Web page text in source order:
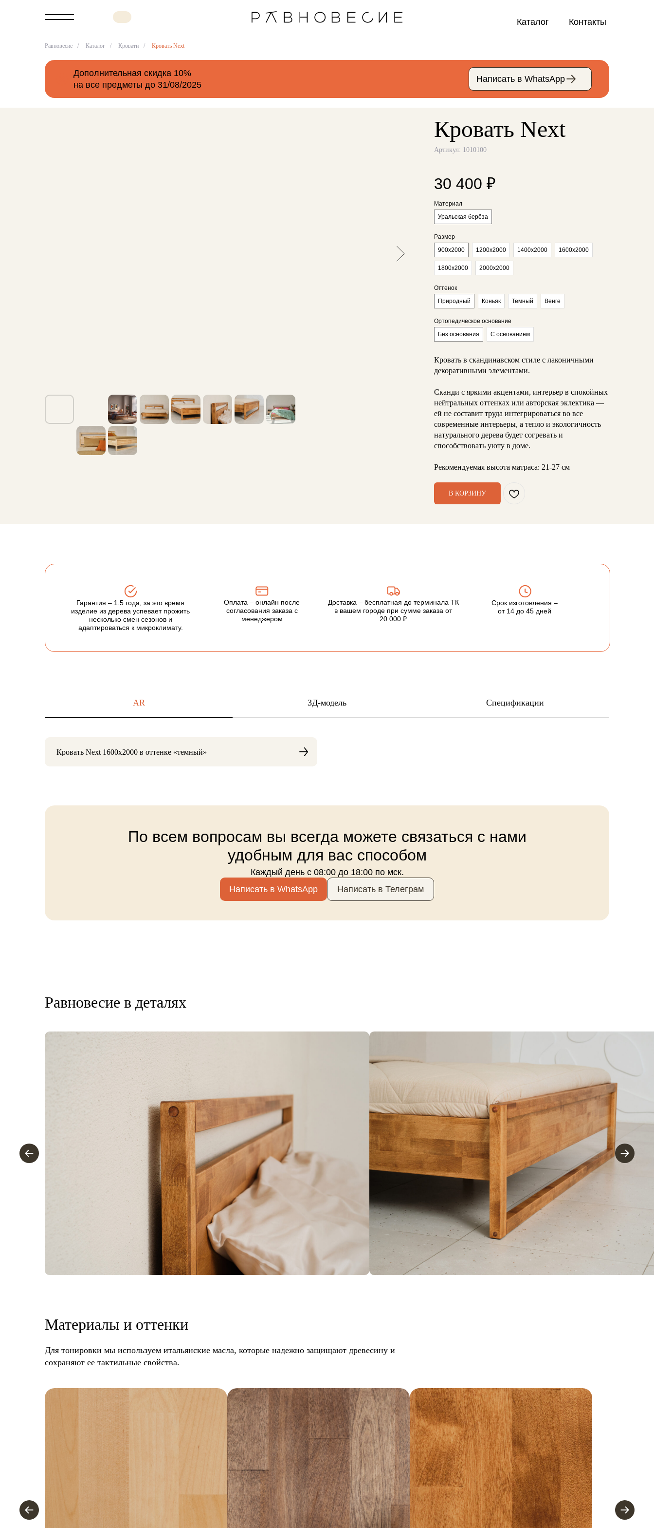
Контакты
Каталог Контакты
Каталог
Равновесие / Каталог / Кровати / Кровать Next
Написать в WhatsApp
Написать в WhatsApp
Дополнительная скидка 10%
на все предметы до 31/08/2025
Кровать Next
Артикул: 1010100
30 400 ₽
Материал
Уральская берёза
Размер
900х2000
1200х2000 1400х2000 1600х2000
1800х2000 2000х2000
Оттенок
Природный
Коньяк Темный Венге
Ортопедическое основание
Без основания
С основанием
Кровать в скандинавском стиле с лаконичными
декоративными элементами.
Сканди с яркими акцентами, интерьер в спокойных
нейтральных оттенках или авторская эклектика —
ей не составит труда интегрироваться во все
современные интерьеры, а тепло и экологичность
натурального дерева будет согревать и
способствовать уюту в доме.
Рекомендуемая высота матраса: 21-27 см
В КОРЗИНУ
Гарантия – 1.5 года, за это время
изделие из дерева успевает прожить
несколько смен сезонов и
адаптироваться к микроклимату.
Оплата – онлайн после
согласования заказа с
менеджером
Доставка – бесплатная до терминала ТК
в вашем городе при сумме заказа от
20.000 ₽
Cрок изготовления –
от 14 до 45 дней
AR 3Д-модель Спецификации
Кровать Next 1600x2000 в оттенке «темный»
По всем вопросам вы всегда можете связаться с нами
удобным для вас способом
Каждый день с 08:00 до 18:00 по мск.
Написать в WhatsApp
Написать в Телеграм
Равновесие в деталях
Материалы и оттенки
Для тонировки мы используем итальянские масла, которые надежно защищают древесину и
сохраняют ее тактильные свойства.